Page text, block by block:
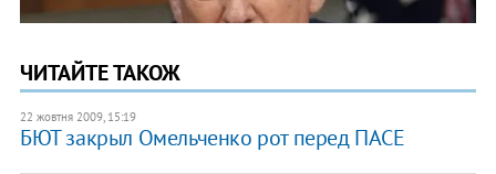
ЧИТАЙТЕ ТАКОЖ
22 жовтня 2009, 15:19
БЮТ закрыл Омельченко рот перед ПАСЕ